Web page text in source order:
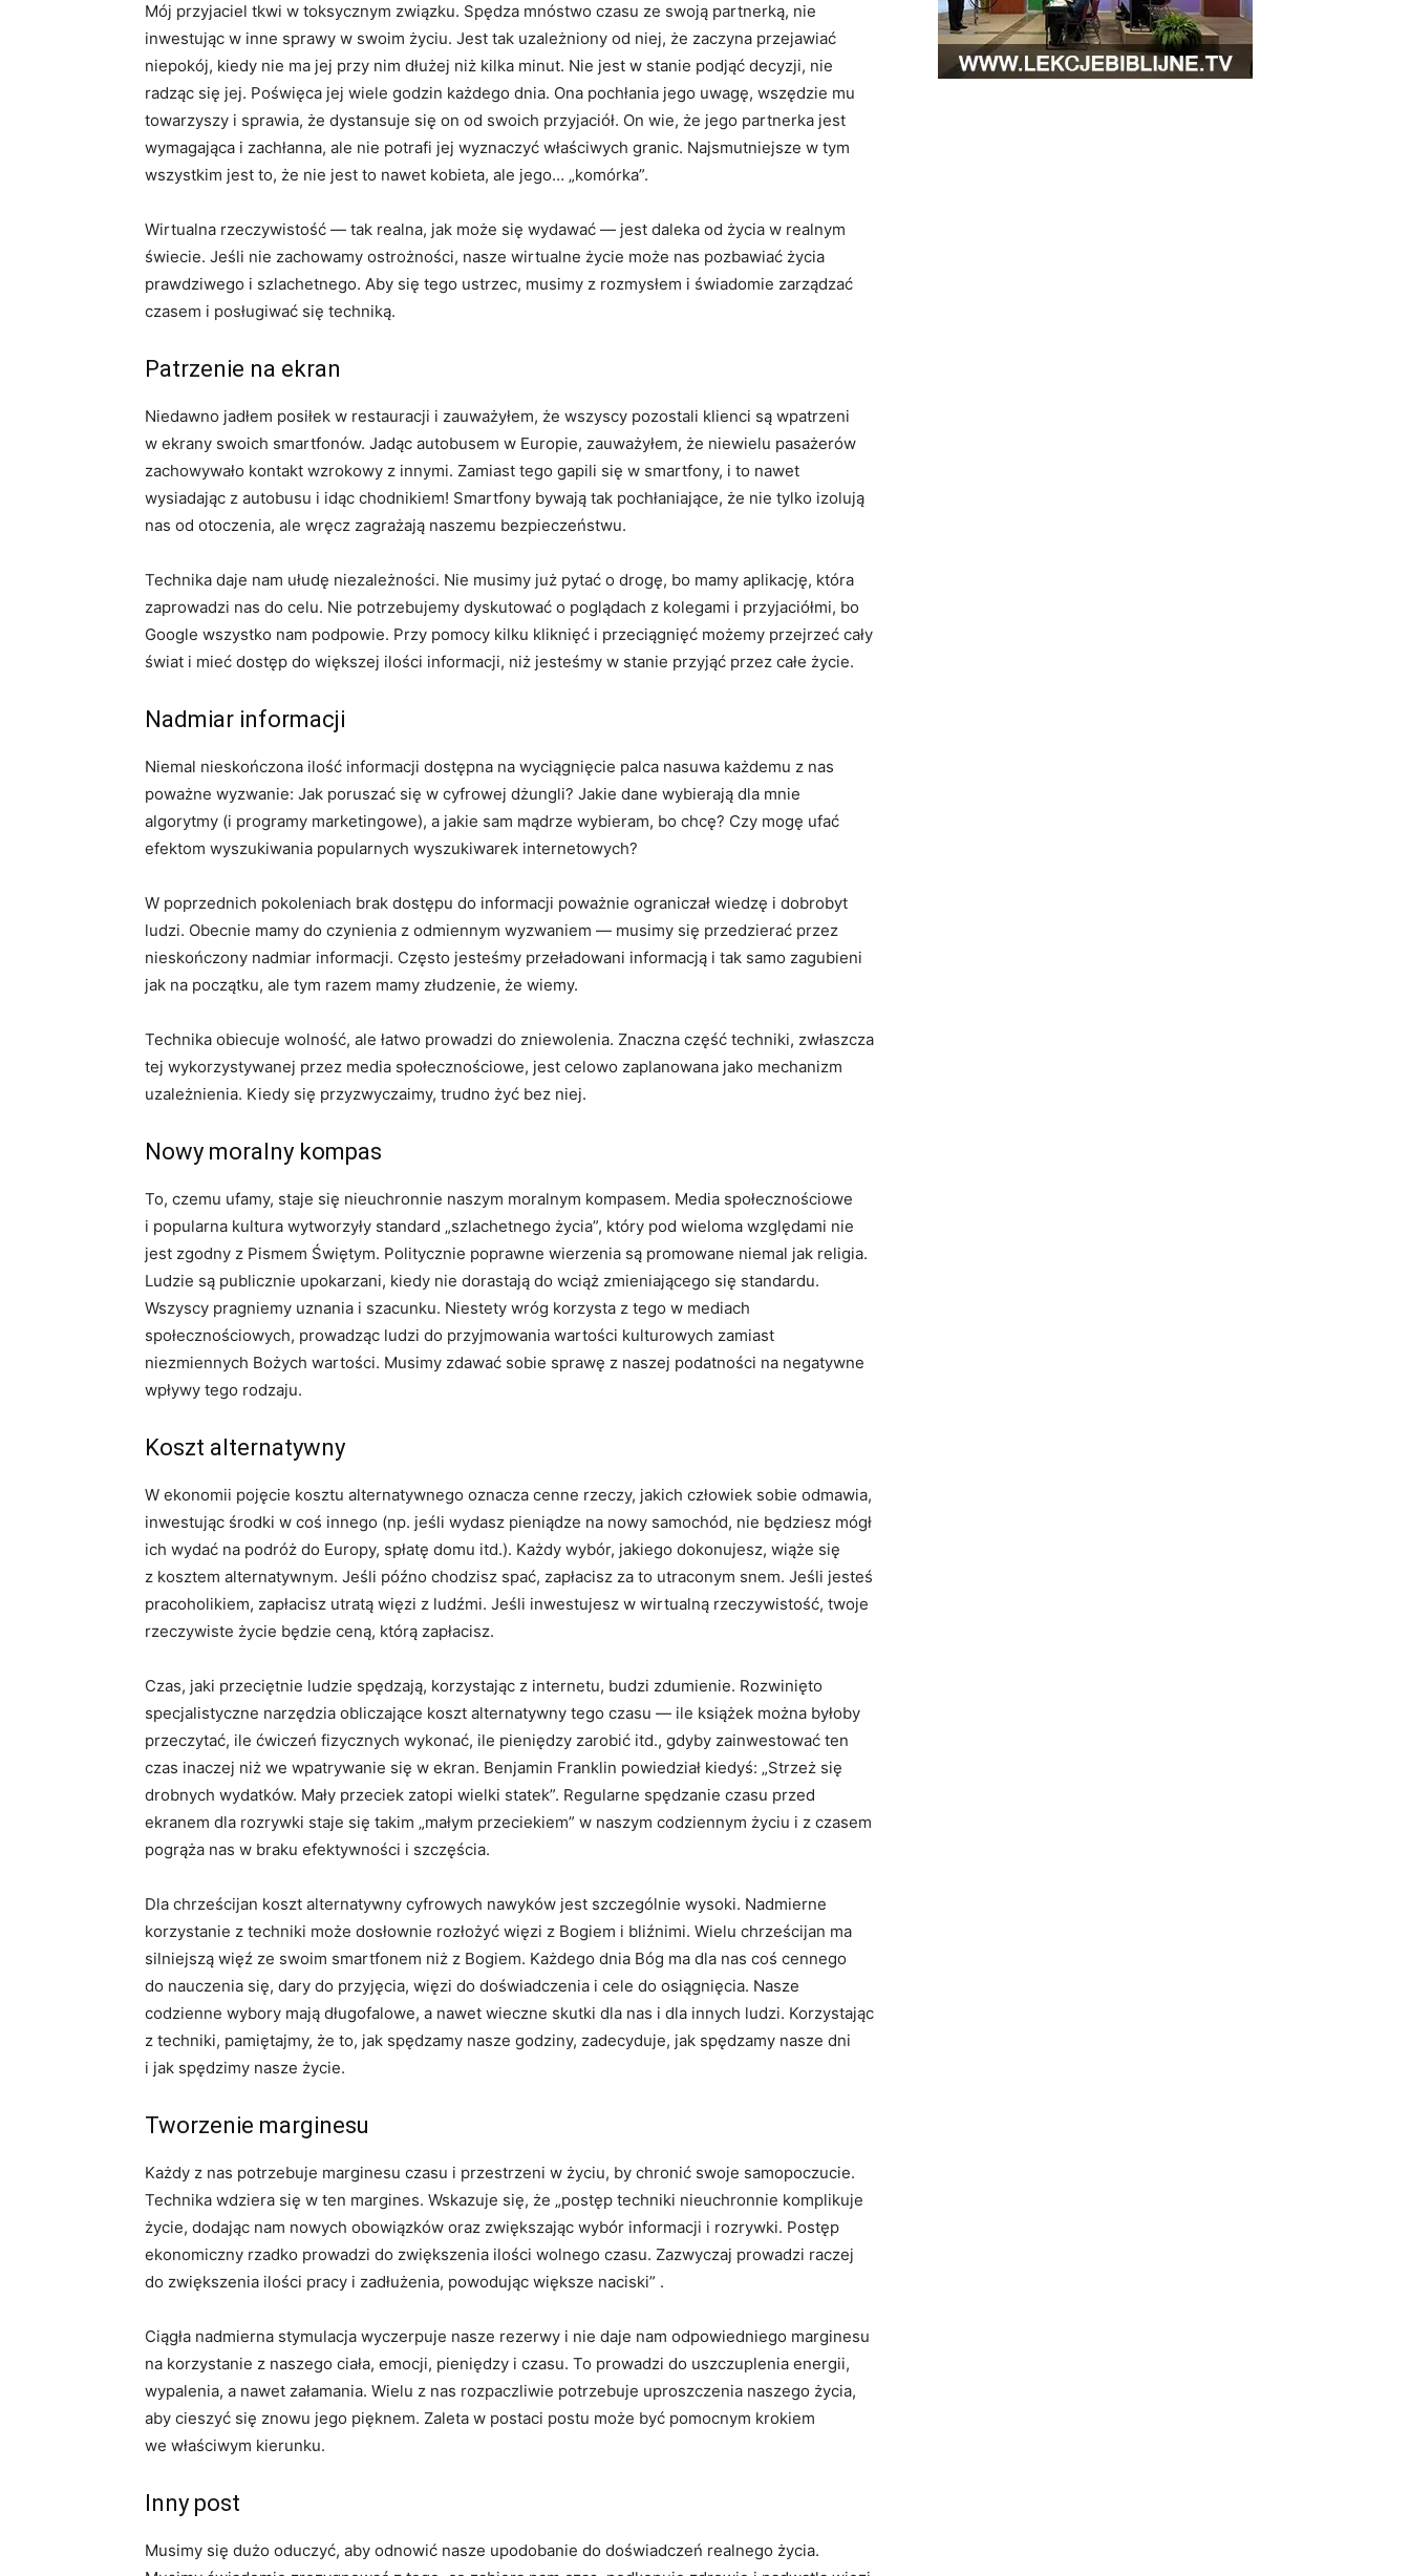
Mój przyjaciel tkwi w toksycznym związku. Spędza mnóstwo czasu ze swoją partnerką, nie
inwestując w inne sprawy w swoim życiu. Jest tak uzależniony od niej, że zaczyna przejawiać
niepokój, kiedy nie ma jej przy nim dłużej niż kilka minut. Nie jest w stanie podjąć decyzji, nie
radząc się jej. Poświęca jej wiele godzin każdego dnia. Ona pochłania jego uwagę, wszędzie mu
towarzyszy i sprawia, że dystansuje się on od swoich przyjaciół. On wie, że jego partnerka jest
wymagająca i zachłanna, ale nie potrafi jej wyznaczyć właściwych granic. Najsmutniejsze w tym
wszystkim jest to, że nie jest to nawet kobieta, ale jego… „komórka”.
Wirtualna rzeczywistość — tak realna, jak może się wydawać — jest daleka od życia w realnym
świecie. Jeśli nie zachowamy ostrożności, nasze wirtualne życie może nas pozbawiać życia
prawdziwego i szlachetnego. Aby się tego ustrzec, musimy z rozmysłem i świadomie zarządzać
czasem i posługiwać się techniką.
Patrzenie na ekran
Niedawno jadłem posiłek w restauracji i zauważyłem, że wszyscy pozostali klienci są wpatrzeni
w ekrany swoich smartfonów. Jadąc autobusem w Europie, zauważyłem, że niewielu pasażerów
zachowywało kontakt wzrokowy z innymi. Zamiast tego gapili się w smartfony, i to nawet
wysiadając z autobusu i idąc chodnikiem! Smartfony bywają tak pochłaniające, że nie tylko izolują
nas od otoczenia, ale wręcz zagrażają naszemu bezpieczeństwu.
Technika daje nam ułudę niezależności. Nie musimy już pytać o drogę, bo mamy aplikację, która
zaprowadzi nas do celu. Nie potrzebujemy dyskutować o poglądach z kolegami i przyjaciółmi, bo
Google wszystko nam podpowie. Przy pomocy kilku kliknięć i przeciągnięć możemy przejrzeć cały
świat i mieć dostęp do większej ilości informacji, niż jesteśmy w stanie przyjąć przez całe życie.
Nadmiar informacji
Niemal nieskończona ilość informacji dostępna na wyciągnięcie palca nasuwa każdemu z nas
poważne wyzwanie: Jak poruszać się w cyfrowej dżungli? Jakie dane wybierają dla mnie
algorytmy (i programy marketingowe), a jakie sam mądrze wybieram, bo chcę? Czy mogę ufać
efektom wyszukiwania popularnych wyszukiwarek internetowych?
W poprzednich pokoleniach brak dostępu do informacji poważnie ograniczał wiedzę i dobrobyt
ludzi. Obecnie mamy do czynienia z odmiennym wyzwaniem — musimy się przedzierać przez
nieskończony nadmiar informacji. Często jesteśmy przeładowani informacją i tak samo zagubieni
jak na początku, ale tym razem mamy złudzenie, że wiemy.
Technika obiecuje wolność, ale łatwo prowadzi do zniewolenia. Znaczna część techniki, zwłaszcza
tej wykorzystywanej przez media społecznościowe, jest celowo zaplanowana jako mechanizm
uzależnienia. Kiedy się przyzwyczaimy, trudno żyć bez niej.
Nowy moralny kompas
To, czemu ufamy, staje się nieuchronnie naszym moralnym kompasem. Media społecznościowe
i popularna kultura wytworzyły standard „szlachetnego życia”, który pod wieloma względami nie
jest zgodny z Pismem Świętym. Politycznie poprawne wierzenia są promowane niemal jak religia.
Ludzie są publicznie upokarzani, kiedy nie dorastają do wciąż zmieniającego się standardu.
Wszyscy pragniemy uznania i szacunku. Niestety wróg korzysta z tego w mediach
społecznościowych, prowadząc ludzi do przyjmowania wartości kulturowych zamiast
niezmiennych Bożych wartości. Musimy zdawać sobie sprawę z naszej podatności na negatywne
wpływy tego rodzaju.
Koszt alternatywny
W ekonomii pojęcie kosztu alternatywnego oznacza cenne rzeczy, jakich człowiek sobie odmawia,
inwestując środki w coś innego (np. jeśli wydasz pieniądze na nowy samochód, nie będziesz mógł
ich wydać na podróż do Europy, spłatę domu itd.). Każdy wybór, jakiego dokonujesz, wiąże się
z kosztem alternatywnym. Jeśli późno chodzisz spać, zapłacisz za to utraconym snem. Jeśli jesteś
pracoholikiem, zapłacisz utratą więzi z ludźmi. Jeśli inwestujesz w wirtualną rzeczywistość, twoje
rzeczywiste życie będzie ceną, którą zapłacisz.
Czas, jaki przeciętnie ludzie spędzają, korzystając z internetu, budzi zdumienie. Rozwinięto
specjalistyczne narzędzia obliczające koszt alternatywny tego czasu — ile książek można byłoby
przeczytać, ile ćwiczeń fizycznych wykonać, ile pieniędzy zarobić itd., gdyby zainwestować ten
czas inaczej niż we wpatrywanie się w ekran. Benjamin Franklin powiedział kiedyś: „Strzeż się
drobnych wydatków. Mały przeciek zatopi wielki statek”. Regularne spędzanie czasu przed
ekranem dla rozrywki staje się takim „małym przeciekiem” w naszym codziennym życiu i z czasem
pogrąża nas w braku efektywności i szczęścia.
Dla chrześcijan koszt alternatywny cyfrowych nawyków jest szczególnie wysoki. Nadmierne
korzystanie z techniki może dosłownie rozłożyć więzi z Bogiem i bliźnimi. Wielu chrześcijan ma
silniejszą więź ze swoim smartfonem niż z Bogiem. Każdego dnia Bóg ma dla nas coś cennego
do nauczenia się, dary do przyjęcia, więzi do doświadczenia i cele do osiągnięcia. Nasze
codzienne wybory mają długofalowe, a nawet wieczne skutki dla nas i dla innych ludzi. Korzystając
z techniki, pamiętajmy, że to, jak spędzamy nasze godziny, zadecyduje, jak spędzamy nasze dni
i jak spędzimy nasze życie.
Tworzenie marginesu
Każdy z nas potrzebuje marginesu czasu i przestrzeni w życiu, by chronić swoje samopoczucie.
Technika wdziera się w ten margines. Wskazuje się, że „postęp techniki nieuchronnie komplikuje
życie, dodając nam nowych obowiązków oraz zwiększając wybór informacji i rozrywki. Postęp
ekonomiczny rzadko prowadzi do zwiększenia ilości wolnego czasu. Zazwyczaj prowadzi raczej
do zwiększenia ilości pracy i zadłużenia, powodując większe naciski” .
Ciągła nadmierna stymulacja wyczerpuje nasze rezerwy i nie daje nam odpowiedniego marginesu
na korzystanie z naszego ciała, emocji, pieniędzy i czasu. To prowadzi do uszczuplenia energii,
wypalenia, a nawet załamania. Wielu z nas rozpaczliwie potrzebuje uproszczenia naszego życia,
aby cieszyć się znowu jego pięknem. Zaleta w postaci postu może być pomocnym krokiem
we właściwym kierunku.
Inny post
Musimy się dużo oduczyć, aby odnowić nasze upodobanie do doświadczeń realnego życia.